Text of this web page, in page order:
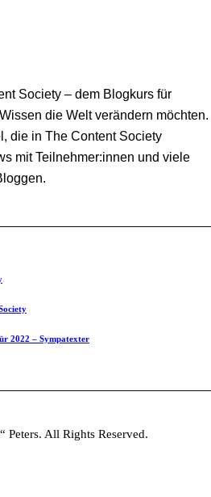
Society – dem Blogkurs für
die Welt verändern möchten.
die in The Content Society
mit Teilnehmer:innen und viele
2022 – Sympatexter
Peters. All Rights Reserved.